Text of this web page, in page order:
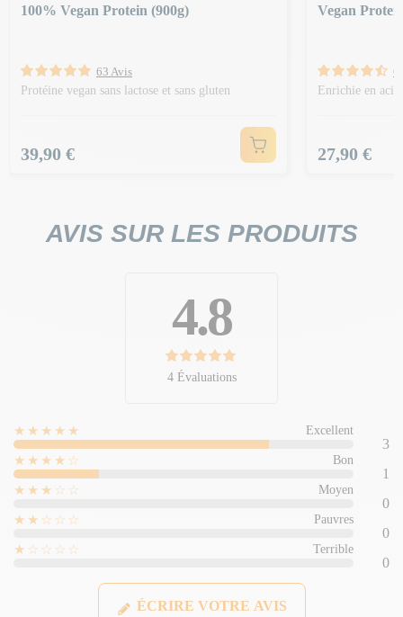
100% Vegan Protein (900g)
63 Avis
Protéine vegan sans lactose et sans gluten
Prix
39,90 €
Vegan
6
Enrichie en
Prix
27,90 €
AVIS SUR LES PRODUITS
4.8
4 Évaluations
★★★★★ Excellent
3
★★★★☆
Bon
1
★★★☆☆
Moyen
0
★★☆☆☆
Pauvres
0
★☆☆☆☆
Terrible
0
ÉCRIRE VOTRE AVIS